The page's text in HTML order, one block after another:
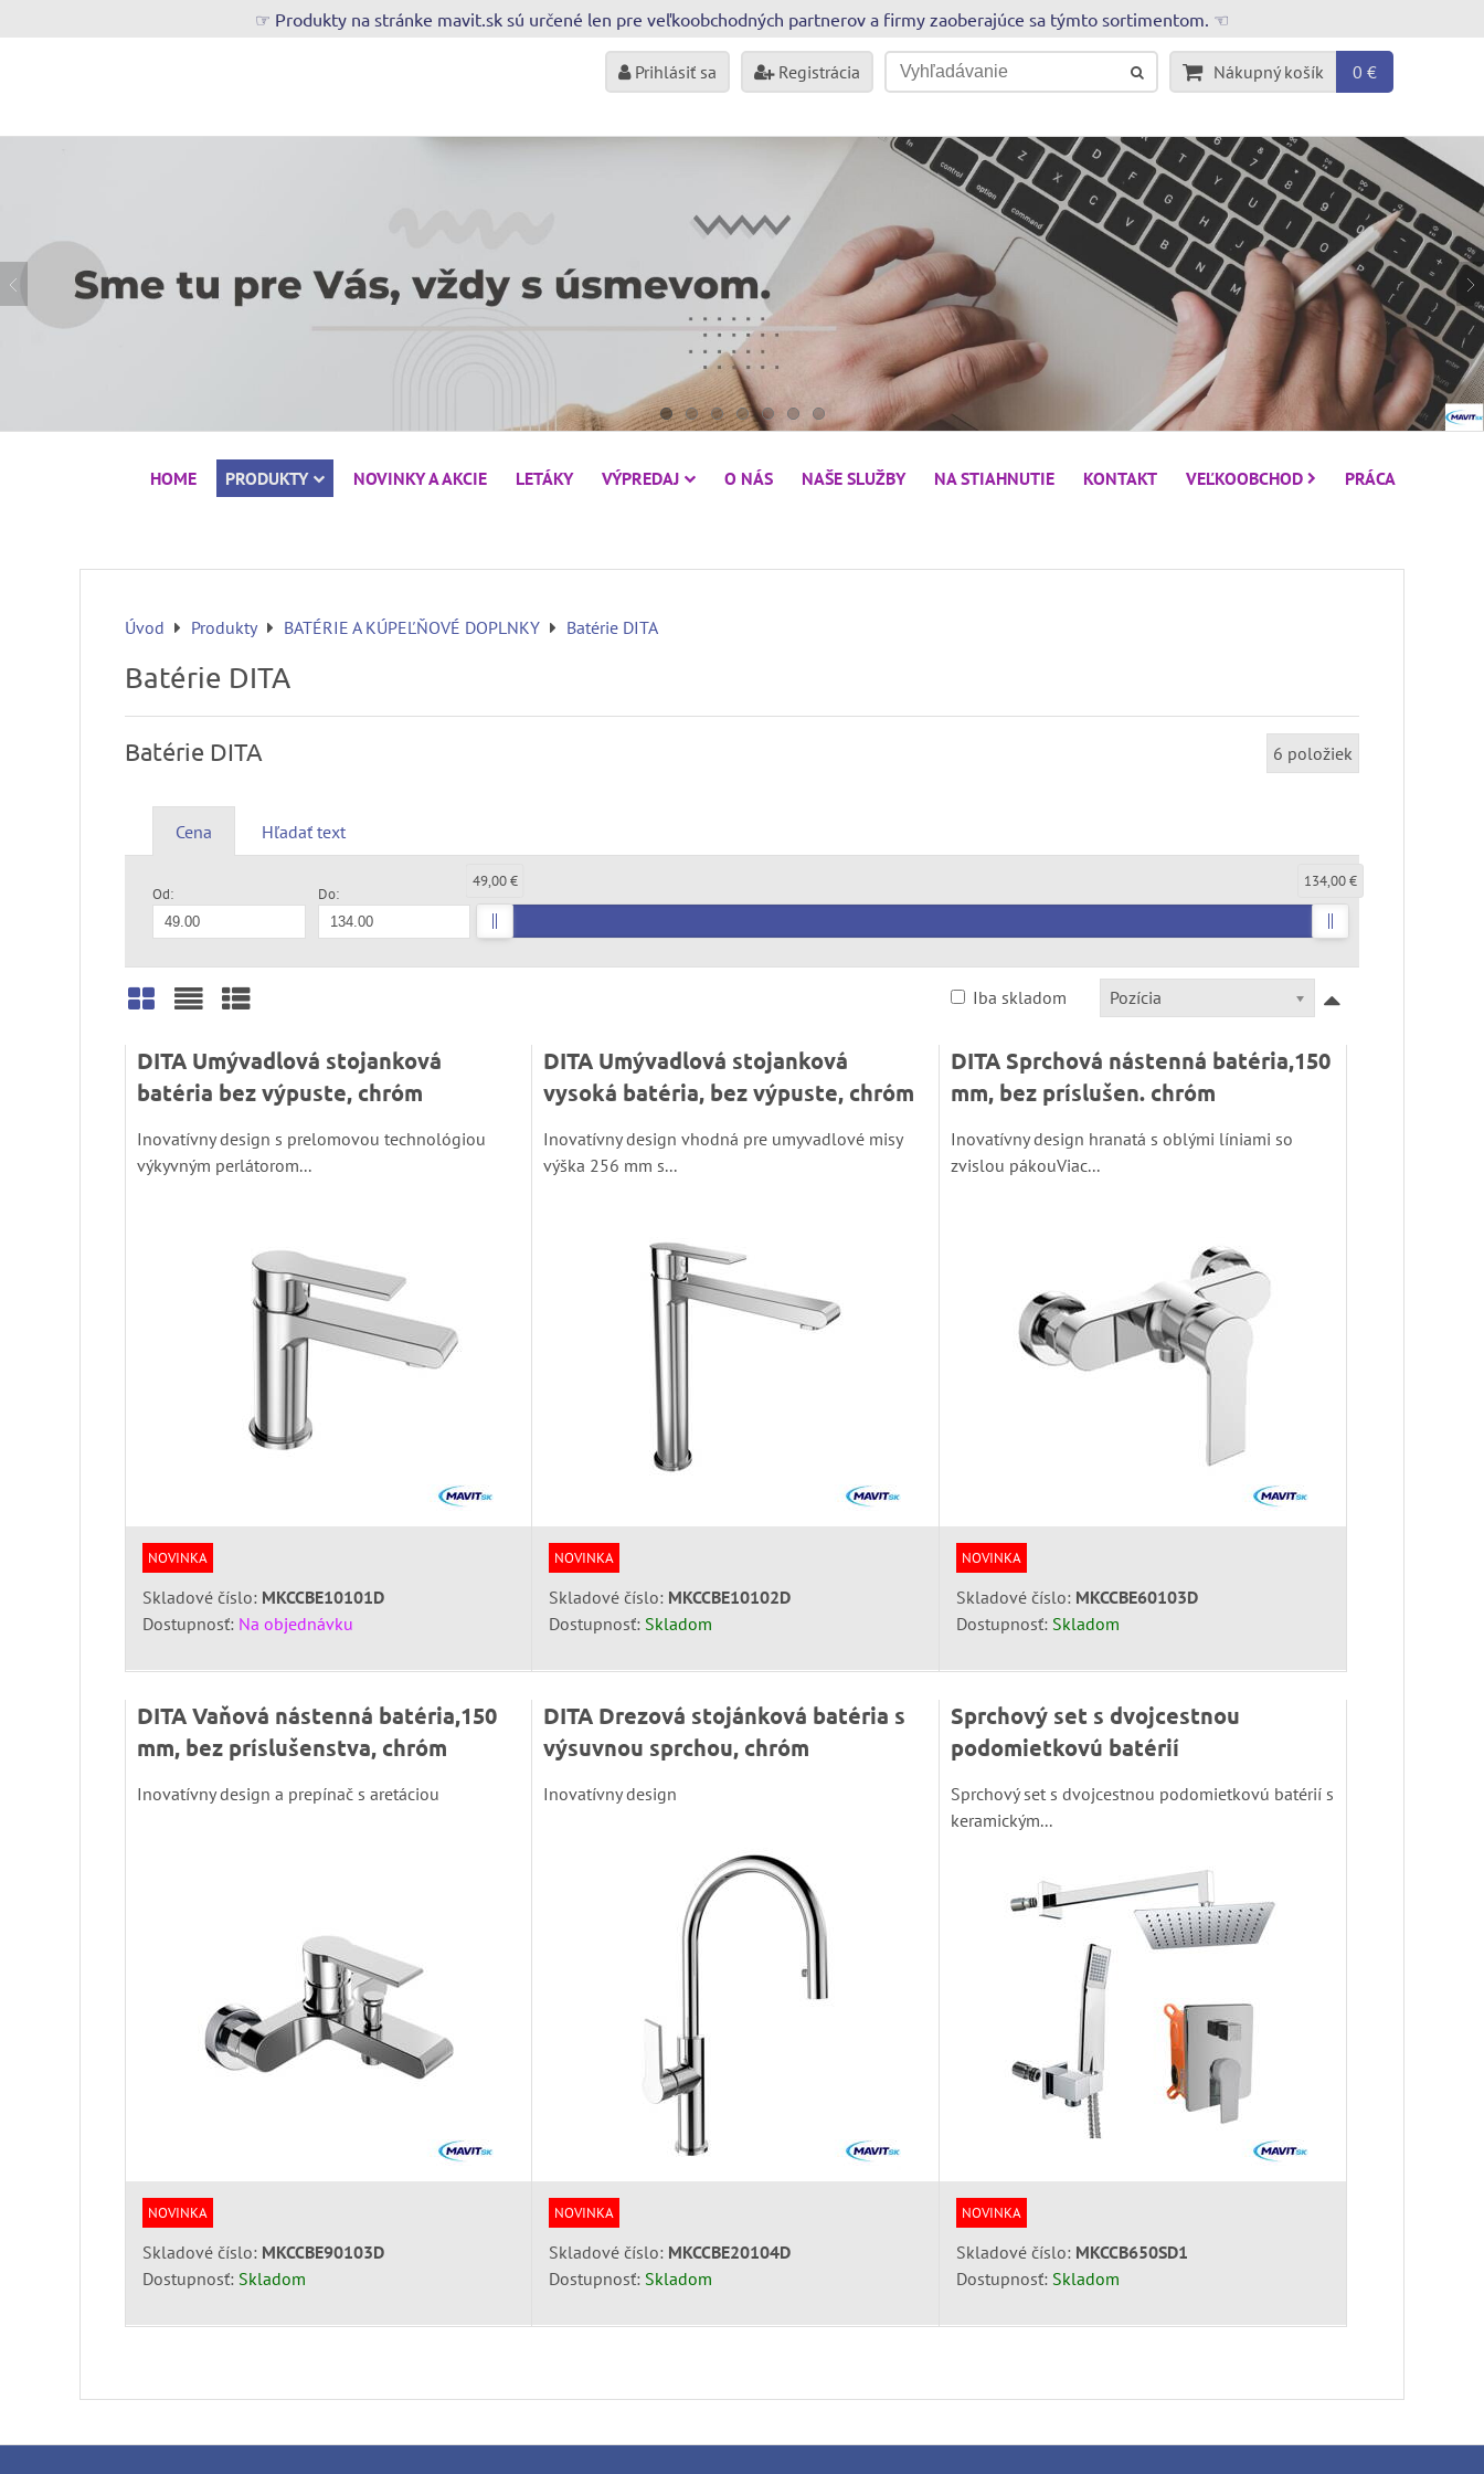
☞ Produkty na stránke mavit.sk sú určené len pre veľkoobchodných partnerov a firmy zaoberajúce sa týmto sortimentom. ☜
Prihlásiť sa Registrácia Nákupný košík 0 €
HOME PRODUKTY NOVINKY A AKCIE LETÁKY VÝPREDAJ O NÁS NAŠE SLUŽBY NA STIAHNUTIE KONTAKT VEĽKOOBCHOD PRÁCA
Úvod Produkty BATÉRIE A KÚPEĽŇOVÉ DOPLNKY Batérie DITA
Batérie DITA
Batérie DITA 6 položiek
Cena Hľadať text
Od: Do:
49,00 € 134,00 €
Mriežka
Pozícia
Iba skladom
DITA Umývadlová stojanková
batéria bez výpuste, chróm
Inovatívny design s prelomovou technológiou
výkyvným perlátorom...
NOVINKA
Skladové číslo: MKCCBE10101D
Dostupnosť: Na objednávku
DITA Umývadlová stojanková
vysoká batéria, bez výpuste, chróm
Inovatívny design vhodná pre umyvadlové misy
výška 256 mm s...
NOVINKA
Skladové číslo: MKCCBE10102D
Dostupnosť: Skladom
DITA Sprchová nástenná batéria,150
mm, bez príslušen. chróm
Inovatívny design hranatá s oblými líniami so
zvislou pákouViac...
NOVINKA
Skladové číslo: MKCCBE60103D
Dostupnosť: Skladom
DITA Vaňová nástenná batéria,150
mm, bez príslušenstva, chróm
Inovatívny design a prepínač s aretáciou
NOVINKA
Skladové číslo: MKCCBE90103D
Dostupnosť: Skladom
DITA Drezová stojánková batéria s
výsuvnou sprchou, chróm
Inovatívny design
NOVINKA
Skladové číslo: MKCCBE20104D
Dostupnosť: Skladom
Sprchový set s dvojcestnou
podomietkovú batérií
Sprchový set s dvojcestnou podomietkovú batérií s
keramickým...
NOVINKA
Skladové číslo: MKCCB650SD1
Dostupnosť: Skladom